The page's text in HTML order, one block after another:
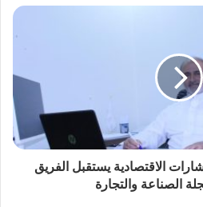
الاقتصادية يستقبل الفريق
الصناعة والتجارة